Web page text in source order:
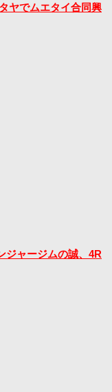
ヤでムエタイ合同興
ジャージムの誠、4R